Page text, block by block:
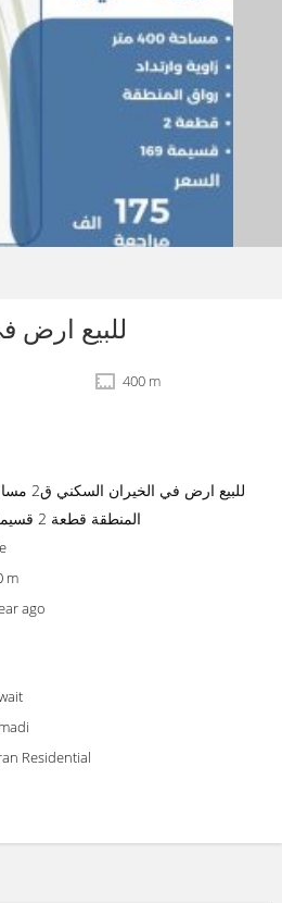
للبيع ارض
400 m
المنطقة قطعة 2 قسيمة 169 السعر 175 الف مراجعة
m
ago
Residential